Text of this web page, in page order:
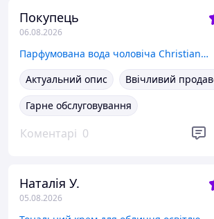
Покупець
06.08.2026
Парфумована вода чоловіча Christian Dior Sauvage ліцензія 100 ml
Актуальний опис
Ввічливий
Гарне обслуговування
Коментарі 0
Наталія У.
05.08.2026